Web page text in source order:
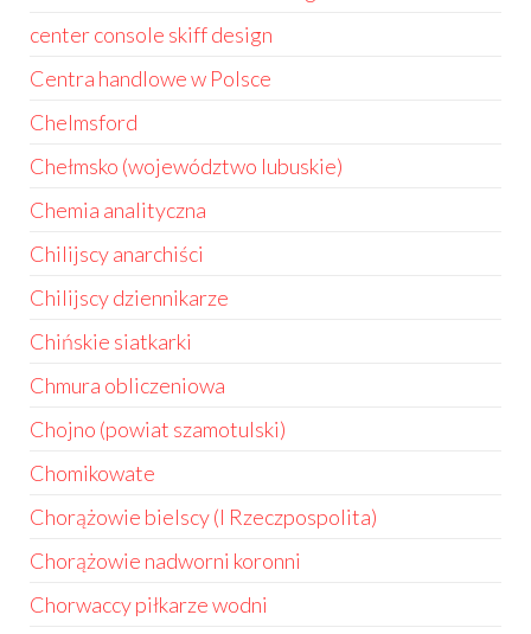
center console skiff design
Centra handlowe w Polsce
Chelmsford
Chełmsko (województwo lubuskie)
Chemia analityczna
Chilijscy anarchiści
Chilijscy dziennikarze
Chińskie siatkarki
Chmura obliczeniowa
Chojno (powiat szamotulski)
Chomikowate
Chorążowie bielscy (I Rzeczpospolita)
Chorążowie nadworni koronni
Chorwaccy piłkarze wodni